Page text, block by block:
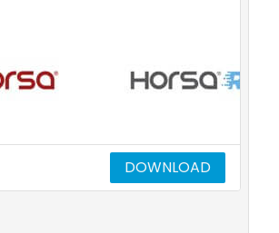
DOWNLOAD